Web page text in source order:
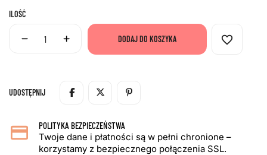
ILOŚĆ
DODAJ DO KOSZYKA favorite_border
UDOSTĘPNIJ
POLITYKA BEZPIECZEŃSTWA
Twoje dane i płatności są w pełni chronione –
korzystamy z bezpiecznego połączenia SSL.